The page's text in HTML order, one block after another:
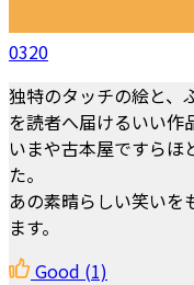
0320
独特のタッチの絵と、
を読者へ届けるいい作
いまや古本屋ですらほ
た。
あの素晴らしい笑いを
ます。
Good (1)